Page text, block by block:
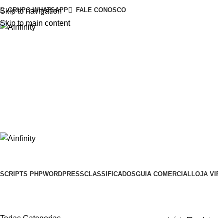
Skip to navigation
Skip to main content
GRUPO WHATSAPP FALE CONOSCO
SCRIPTS PHPWORDPRESSCLASSIFICADOSGUIA COMERCIALLOJA